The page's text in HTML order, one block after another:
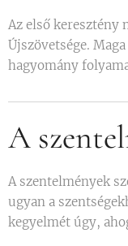
Az első keresztény
Újszövetsége.
hagyomány
A
A szentelmények
ugyan a
kegyelmét úgy,